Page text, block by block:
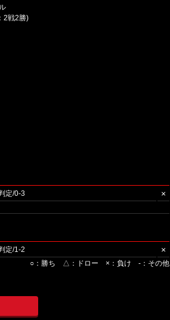
2戦2勝)
定/0-3 ×
定/1-2 ×
○：勝ち △：ドロー ×：負け -：その他